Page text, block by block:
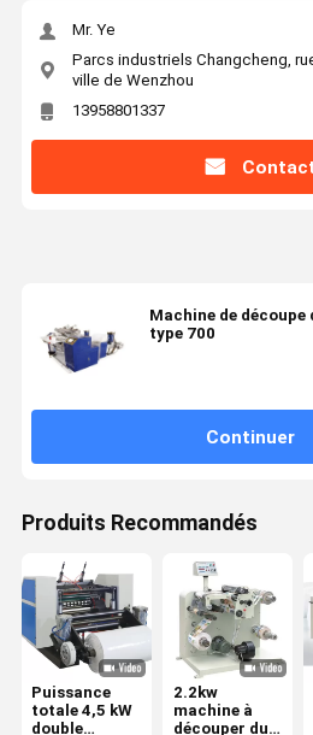
Mr. Ye
Parcs industriels Changcheng,
ville de Wenzhou
13958801337
Machine de découpe
type 700
Continuer
Produits Recommandés
Puissance
totale 4,5 kW
double
2.2kw
machine à
découper du